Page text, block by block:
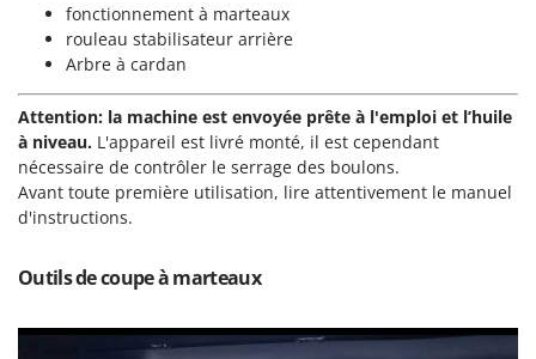
Herses Rotatives
Lames à neige
Lames niveleuses pour tracteur
Lave-vitres
Lieuses électriques pour vignes
Machines à pâtes
Machines pour la transformation des fruits
Energy Gruppi
Enotecnica Pillan
Eschenfelder
EuroMech
Eurosystems
F
Fama Industrie
fonctionnement à marteaux
rouleau stabilisateur arrière
Arbre à cardan
Attention: la machine est envoyée prête à l'emploi et l’huile
à niveau. L'appareil est livré monté, il est cependant
nécessaire de contrôler le serrage des boulons.
Avant toute première utilisation, lire attentivement le manuel
d'instructions.
Outils de coupe à marteaux